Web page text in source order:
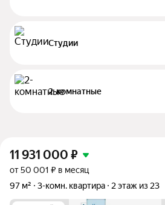
Студии
2-комнатные
11 931 000 ₽
от 50 001 ₽ в месяц
97 м²
3-комн. квартира 2 этаж из 23